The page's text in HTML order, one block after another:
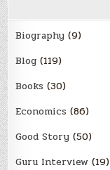
Biography (9)
Blog (119)
Books (30)
Economics (86)
Good Story (50)
Guru Interview (19)